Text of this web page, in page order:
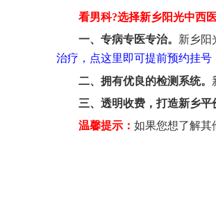
看男科?选择新乡阳光中西
一、专病专医专治。 新乡阳
治疗，点这里即可提前预约挂号
二、拥有优良的检测系统。
三、透明收费，打造新乡平
温馨提示： 如果您想了解其